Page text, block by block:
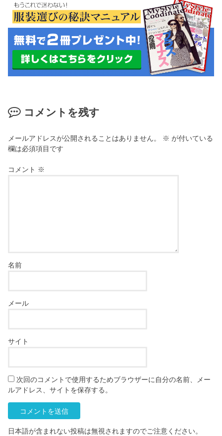
コメントを残す
メールアドレスが公開されることはありません。 ※ が付いている
欄は必須項目です
コメント ※
名前
メール
サイト
次回のコメントで使用するためブラウザーに自分の名前、メー
ルアドレス、サイトを保存する。
日本語が含まれない投稿は無視されますのでご注意ください。